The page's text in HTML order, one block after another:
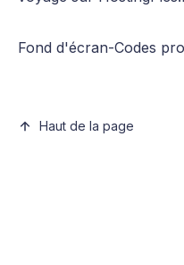
Fond d'écran-Codes
Haut de la page